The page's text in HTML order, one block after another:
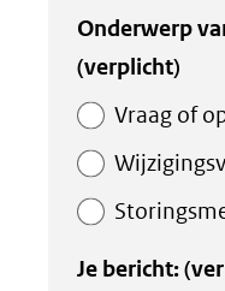
Onderwerp
(verplicht)
Vraag of
Je bericht: